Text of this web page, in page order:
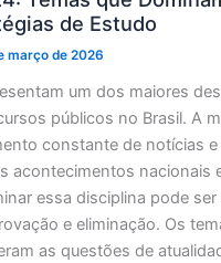
de Estudo
março de 2026
um dos maiores
públicos no Brasil. A
constante de notícias e
acontecimentos nacionais
essa disciplina pode ser
e eliminação. Os
as questões de